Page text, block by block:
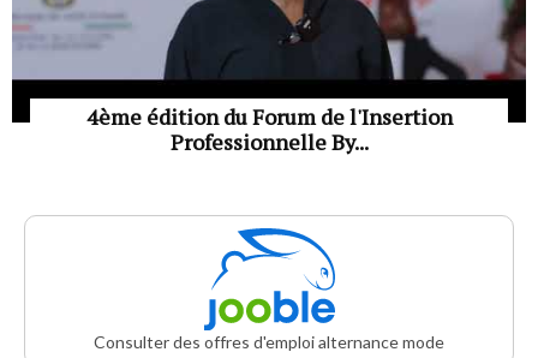
4ème édition du Forum de l'Insertion
Professionnelle By...
Consulter des offres d'emploi alternance mode